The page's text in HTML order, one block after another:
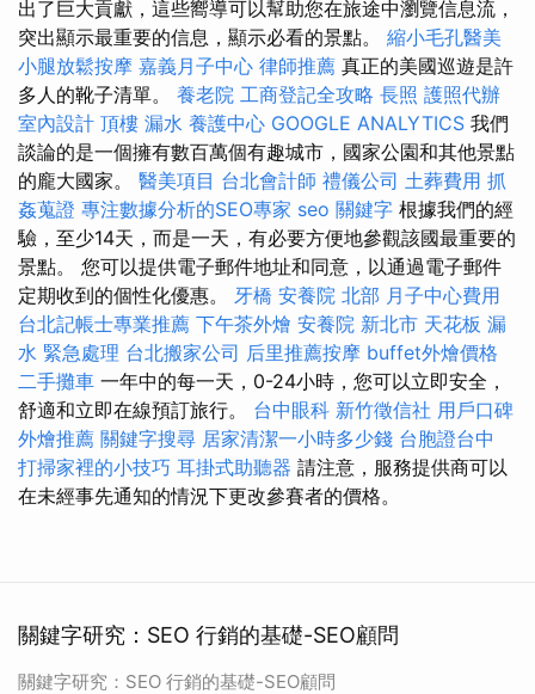
出了巨大貢獻，這些嚮導可以幫助您在旅途中瀏覽信息流，
突出顯示最重要的信息，顯示必看的景點。 縮小毛孔醫美
小腿放鬆按摩 嘉義月子中心 律師推薦 真正的美國巡遊是許
多人的靴子清單。 養老院 工商登記全攻略 長照 護照代辦
室內設計 頂樓 漏水 養護中心 GOOGLE ANALYTICS 我們
談論的是一個擁有數百萬個有趣城市，國家公園和其他景點
的龐大國家。 醫美項目 台北會計師 禮儀公司 土葬費用 抓
姦蒐證 專注數據分析的SEO專家 seo 關鍵字 根據我們的經
驗，至少14天，而是一天，有必要方便地參觀該國最重要的
景點。 您可以提供電子郵件地址和同意，以通過電子郵件
定期收到的個性化優惠。 牙橋 安養院 北部 月子中心費用
台北記帳士專業推薦 下午茶外燴 安養院 新北市 天花板 漏
水 緊急處理 台北搬家公司 后里推薦按摩 buffet外燴價格
二手攤車 一年中的每一天，0-24小時，您可以立即安全，
舒適和立即在線預訂旅行。 台中眼科 新竹徵信社 用戶口碑
外燴推薦 關鍵字搜尋 居家清潔一小時多少錢 台胞證台中
打掃家裡的小技巧 耳掛式助聽器 請注意，服務提供商可以
在未經事先通知的情況下更改參賽者的價格。
關鍵字研究：SEO 行銷的基礎-SEO顧問
關鍵字研究：SEO 行銷的基礎-SEO顧問